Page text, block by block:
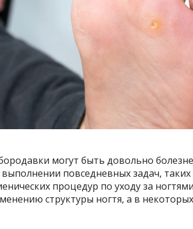
могут быть довольно
повседневных задач,
процедур по уходу за
структуры ногтя, а в